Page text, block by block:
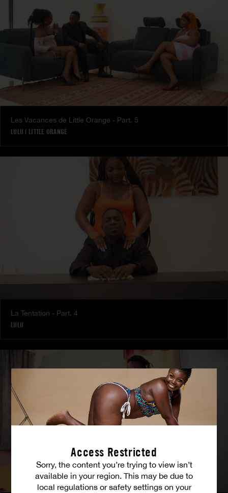
Access Restricted
Sorry, the content you’re trying to view isn’t
available in your region. This may be due to
local regulations or safety settings on your
Les Vacances de Little Orange - Part. 5
LULU | LITTLE ORANGE
La Tentation - Part. 4
LULU